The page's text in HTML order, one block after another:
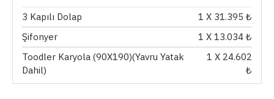
3 Kapılı Dolap
1 X 31.395 ₺
Şifonyer
1 X 13.034 ₺
Toodler Karyola (90X190)(Yavru Yatak
Dahil)
1 X 24.602
₺